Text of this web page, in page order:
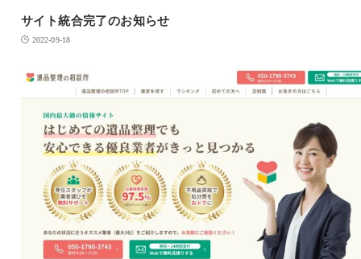
サイト統合完了のお知らせ
2022-09-18